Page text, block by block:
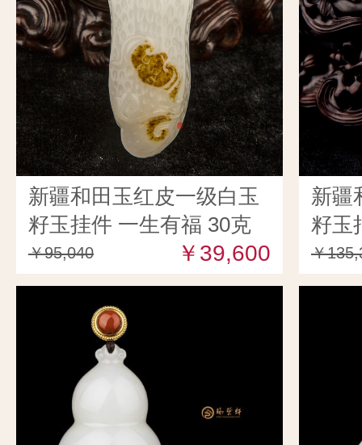
新疆和田玉红皮一级白玉
籽玉挂件 一生有福 30克
￥95,040 ￥39,600
新疆
籽玉
￥